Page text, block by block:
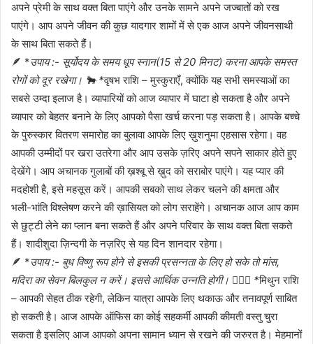
अपने प्रेमी के साथ वक्त बिता पाएंगे और उनके सामने अपने जज्बातों को रख
पाएंगे। आप अपने जीवन की कुछ यादगार शामों में से एक आज अपने जीवनसाथी
के साथ बिता सकते हैंं।
🪶 *उपाय :- सूर्योदय के समय धूप स्नान(15 से 20 मिनट) करना आपके समस्त
रोगों को दूर रखेगा। 🐂 *वृषभ राशि – मुस्कुराएँ, क्योंकि यह सभी समस्याओं का
सबसे उम्दा इलाज है। व्यापारियों को आज व्यापार में घाटा हो सकता है और अपने
व्यापार को बेहतर बनाने के लिए आपको पैसा खर्च करना पड़ सकता है। आपके बच्चे
के पुरुस्कार वितरण समारोह का बुलावा आपके लिए ख़ुशनुमा एहसास रहेगा। वह
आपकी उम्मीदों पर खरा उतरेगा और आप उसके ज़रिए अपने सपने साकार होते हुए
देखेंगे। आप अचानक गुलाबों की ख़श्बू से ख़ुद को सराबोर पाएंगे। यह प्यार की
मदहोशी है, इसे महसूस करें। आपकी सबको साथ लेकर चलने की क्षमता और
भली-भांति विश्लेषण करने की ख़ासियत को लोग सराहेंगे। अचानक आज आप काम
से छुट्टी लेने का प्लान बना सकते हैं और अपने परिवार के साथ वक्त बिता सकते
हैं। शादीशुदा ज़िन्दगी के नज़रिए से यह दिन शानदार रहेगा।
🪶 *उपाय :- बुध विष्णु रूप होने से इसकी प्रसन्नता के लिए हो सके तो मांस,
मदिरा का सेवन बिलकुल न करें। इससे आर्थिक उन्नति होगी। 👩‍❤️‍👨 *मिथुन राशि
– आपकी सेहत ठीक रहेगी, लेकिन यात्रा आपके लिए थकाऊ और तनावपूर्ण साबित
हो सकती है। आज आपके ऑफिस का कोई सहकर्मी आपकी कीमती वस्तु चुरा
सकता है इसलिए आज आपको अपना सामान ध्यान से रखने की जरुरत है। मेहमानों